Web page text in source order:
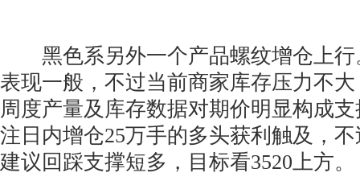
黑色系另外一个产品螺纹增仓上行
表现一般，不过当前商家库存压力不
周度产量及库存数据对期价明显构成
注日内增仓25万手的多头获利触及，
建议回踩支撑短多，目标看3520上方。